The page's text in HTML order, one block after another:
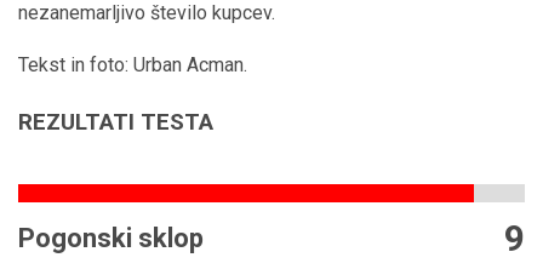
nezanemarljivo število kupcev.
Tekst in foto: Urban Acman.
REZULTATI TESTA
Pogonski sklop 9